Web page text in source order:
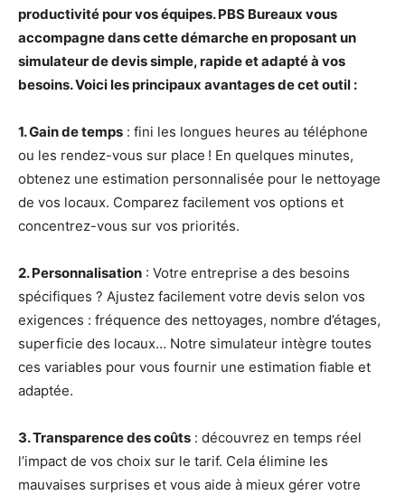
productivité pour vos équipes. PBS Bureaux vous
accompagne dans cette démarche en proposant un
simulateur de devis simple, rapide et adapté à vos
besoins. Voici les principaux avantages de cet outil :
1. Gain de temps : fini les longues heures au téléphone
ou les rendez-vous sur place ! En quelques minutes,
obtenez une estimation personnalisée pour le nettoyage
de vos locaux. Comparez facilement vos options et
concentrez-vous sur vos priorités.
2. Personnalisation : Votre entreprise a des besoins
spécifiques ? Ajustez facilement votre devis selon vos
exigences : fréquence des nettoyages, nombre d’étages,
superficie des locaux… Notre simulateur intègre toutes
ces variables pour vous fournir une estimation fiable et
adaptée.
3. Transparence des coûts : découvrez en temps réel
l’impact de vos choix sur le tarif. Cela élimine les
mauvaises surprises et vous aide à mieux gérer votre